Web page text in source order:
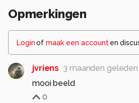
Opmerkingen
Loginof maak een account en
jvriens 3 maanden geleden
mooi beeld
0